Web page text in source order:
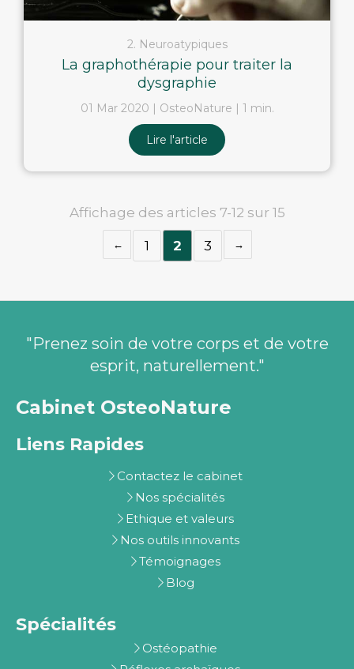
2. Neuroatypiques
La graphothérapie pour traiter la
dysgraphie
01 Mar 2020 OsteoNature 1 min.
Lire l'article
Affichage des articles 7-12 sur 15
1 2 3
Cabinet OsteoNature
"Prenez soin de votre corps et de votre
esprit, naturellement."
Liens Rapides
Contactez le cabinet
Nos spécialités
Ethique et valeurs
Nos outils innovants
Témoignages
Blog
Spécialités
Ostéopathie